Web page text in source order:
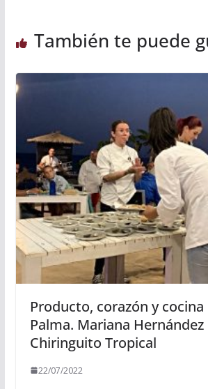
También te puede
Producto, corazón y cocina
Palma. Mariana Hernández
Chiringuito Tropical
22/07/2022